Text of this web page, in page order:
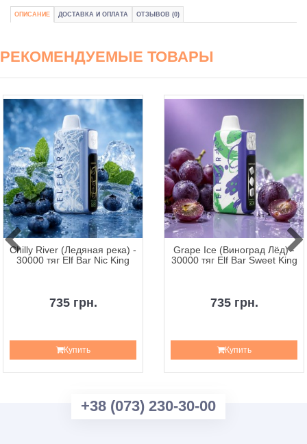
ОПИСАНИЕ ДОСТАВКА И ОПЛАТА ОТЗЫВОВ (0)
РЕКОМЕНДУЕМЫЕ ТОВАРЫ
Chilly River (Ледяная река) -
30000 тяг Elf Bar Nic King
735 грн.
Купить
Grape Ice (Виноград Лёд) -
30000 тяг Elf Bar Sweet King
735 грн.
Купить
+38 (073) 230-30-00